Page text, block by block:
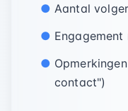
Aantal
contact")